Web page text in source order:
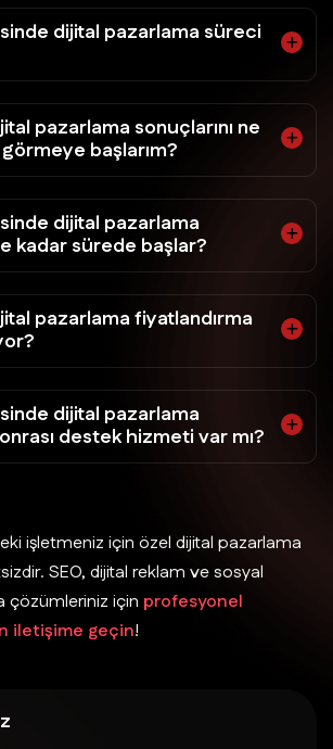
dijital pazarlama süreci
pazarlama sonuçlarını ne
başlarım?
dijital pazarlama
kadar sürede başlar?
pazarlama fiyatlandırma
dijital pazarlama
destek hizmeti var mı?
işletmeniz için özel dijital pazarlama
SEO, dijital reklam ve sosyal
çözümleriniz için profesyonel
iletişime geçin!